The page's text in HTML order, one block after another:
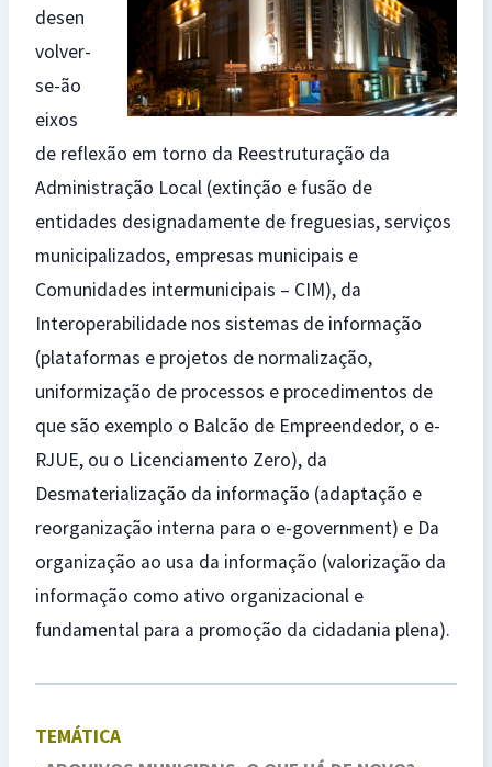
desen
volver-
se-ão
eixos
de reflexão em torno da Reestruturação da
Administração Local (extinção e fusão de
entidades designadamente de freguesias, serviços
municipalizados, empresas municipais e
Comunidades intermunicipais – CIM), da
Interoperabilidade nos sistemas de informação
(plataformas e projetos de normalização,
uniformização de processos e procedimentos de
que são exemplo o Balcão de Empreendedor, o e-
RJUE, ou o Licenciamento Zero), da
Desmaterialização da informação (adaptação e
reorganização interna para o e-government) e Da
organização ao usa da informação (valorização da
informação como ativo organizacional e
fundamental para a promoção da cidadania plena).
TEMÁTICA